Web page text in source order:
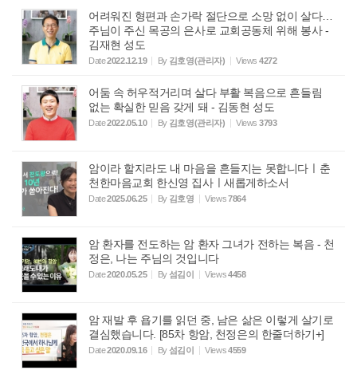
어려워진 형편과 손가락 절단으로 소망 없이 살다…
주님이 주신 목공의 은사로 교회공동체 위해 봉사 -
김재현 성도
Date2022.12.19 By 김호영(관리자) Views 4272
어둠 속 허우적거리며 살다 부활 복음으로 흔들림
없는 확실한 믿음 갖게 돼 - 김동현 성도
Date2022.05.10 By 김호영(관리자) Views 3793
암이라 할지라도 내 마음을 흔들지는 못합니다ㅣ춘
천한마음교회 한신영 집사ㅣ새롭게하소서
Date2025.06.25 By 김호영 Views7864
암 환자를 전도하는 암 환자 그녀가 전하는 복음 - 천
정은, 나는 주님의 것입니다
Date2020.05.25 By섬김이 Views4458
암 재발 후 욥기를 읽던 중, 남은 삶은 이렇게 살기로
결심했습니다. [85차 항암, 천정은의 한줄더하기+]
Date2020.09.16 By섬김이 Views4559